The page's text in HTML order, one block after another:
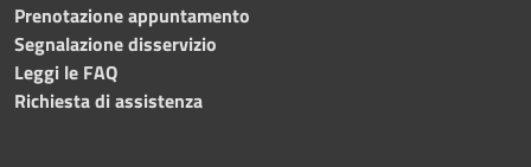
Prenotazione appuntamento
Segnalazione disservizio
Leggi le FAQ
Richiesta di assistenza